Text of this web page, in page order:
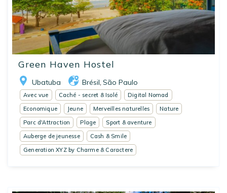
Green Haven Hostel
Ubatuba Brésil São Paulo
Avec vue Caché - secret & Isolé
Digital Nomad
Economique
Jeune Merveilles naturelles
Nature
Parc d'Attraction
Plage
Sport & aventure
Auberge de jeunesse
Cash & Smile
Generation XYZ by Charme & Caractere